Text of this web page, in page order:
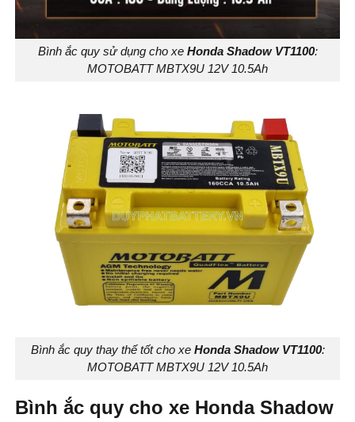
Bình ắc quy sử dụng cho xe Honda Shadow VT1100:
MOTOBATT MBTX9U 12V 10.5Ah
Bình ắc quy thay thế tốt cho xe Honda Shadow VT1100:
MOTOBATT MBTX9U 12V 10.5Ah
Bình ắc quy cho xe Honda Shadow